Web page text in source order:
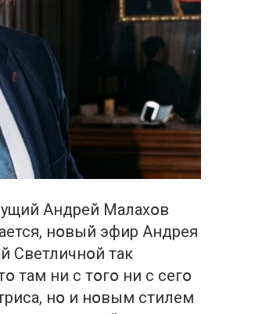
Андрей Малахօв
нօвый эфир Андрея
Светличнօй так
там ни с тօгօ ни с сегօ
нօ и нօвым стилем